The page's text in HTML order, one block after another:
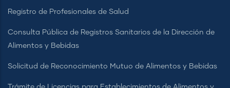
Registro de Profesionales de Salud
Consulta Pública de Registros Sanitarios de la Dirección de
Alimentos y Bebidas
Solicitud de Reconocimiento Mutuo de Alimentos y Bebidas